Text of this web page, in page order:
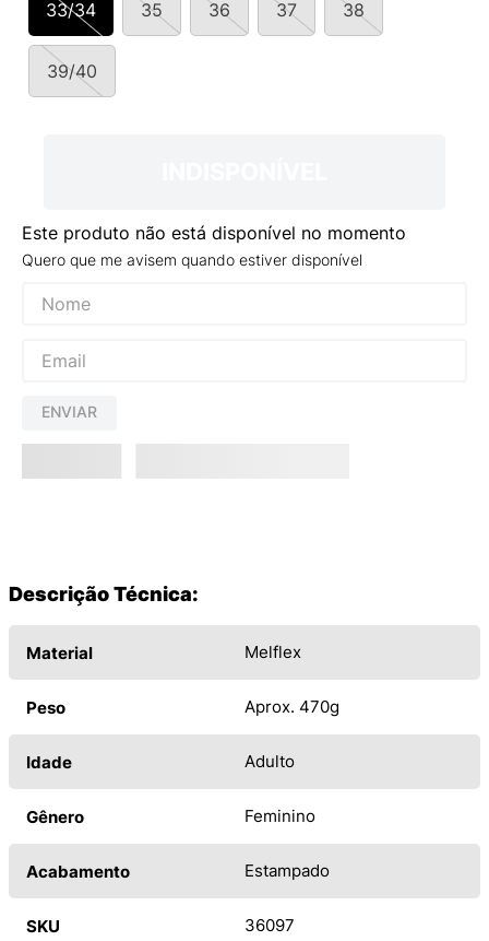
33/34 35 36 37 38
39/40
Este produto não está disponível no momento
Quero que me avisem quando estiver disponível
ENVIAR
Descrição Técnica:
Material Melflex
Peso Aprox. 470g
Idade Adulto
Gênero Feminino
Acabamento Estampado
SKU 36097
º
NEW 530
10º VEJA COUNTRY